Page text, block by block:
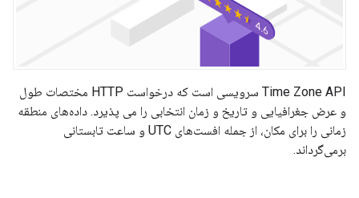
Time Zone API سرویسی است که درخواست HTTP مختصات طول
و عرض جغرافیایی و تاریخ و زمان انتخابی را می پذیرد. داده‌های منطقه
زمانی را برای مکان، از جمله افست‌های UTC و ساعت تابستانی
برمی‌گرداند.